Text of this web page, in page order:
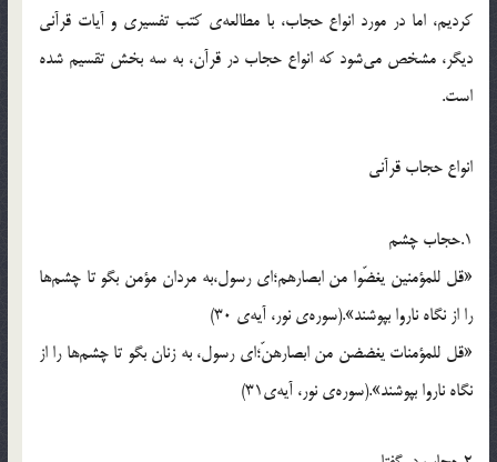
كرديم، اما در مورد انواع حجاب، با مطالعه‌ي كتب تفسيري و آيات قرآني
ديگر، مشخص مي‌شود كه انواع حجاب در قرآن، به سه بخش تقسيم شده
است.
انواع حجاب قرآني
1.حجاب چشم
«قل للمؤمنين يغضّوا من ابصارهم؛اي رسول،به مردان مؤمن بگو تا چشم‌ها
را از نگاه ناروا بپوشند».(سوره‌ي نور، آيه‌ي 30)
«قل للمؤمنات يغضضن من ابصارهنّ؛اي رسول، به زنان بگو تا چشم‌ها را از
نگاه ناروا بپوشند».(سوره‌ي نور، آيه‌ي31)